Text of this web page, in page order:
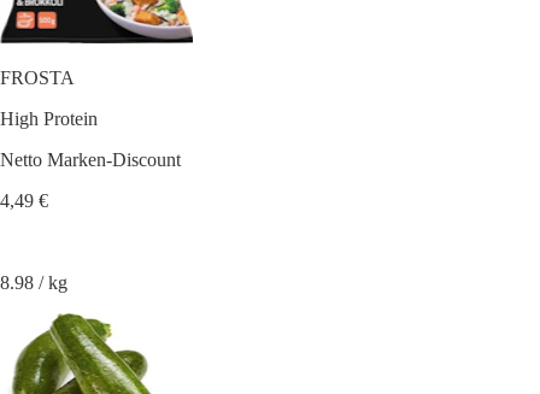
FROSTA
High Protein
Netto Marken-Discount
4,49 €
8.98 / kg